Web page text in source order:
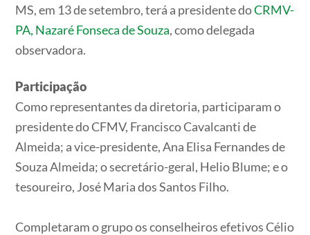
MS, em 13 de setembro, terá a presidente doCRMV-
PA, Nazaré Fonseca de Souza, como delegada
observadora.
Participação
Como representantes da diretoria, participaram o
presidente do CFMV, Francisco Cavalcanti de
Almeida; a vice-presidente, Ana Elisa Fernandes de
Souza Almeida; o secretário-geral, Helio Blume; e o
tesoureiro, José Maria dos Santos Filho.
Completaram o grupo os conselheiros efetivos Célio